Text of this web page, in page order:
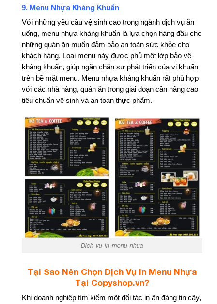
9. Menu Nhựa Kháng Khuẩn
Với những yêu cầu vệ sinh cao trong ngành dịch vụ ăn
uống, menu nhựa kháng khuẩn là lựa chọn hàng đầu cho
những quán ăn muốn đảm bảo an toàn sức khỏe cho
khách hàng. Loại menu này được phủ một lớp bảo vệ
kháng khuẩn, giúp ngăn chặn sự phát triển của vi khuẩn
trên bề mặt menu. Menu nhựa kháng khuẩn rất phù hợp
với các nhà hàng, quán ăn trong giai đoạn cần nâng cao
tiêu chuẩn vệ sinh và an toàn thực phẩm.
Dich-vu-in-menu-nhua
Tại Sao Nên Chọn Dịch Vụ In Menu Nhựa
Tại Copyshop.vn?
Khi doanh nghiệp tìm kiếm một đối tác in ấn đáng tin cậy,